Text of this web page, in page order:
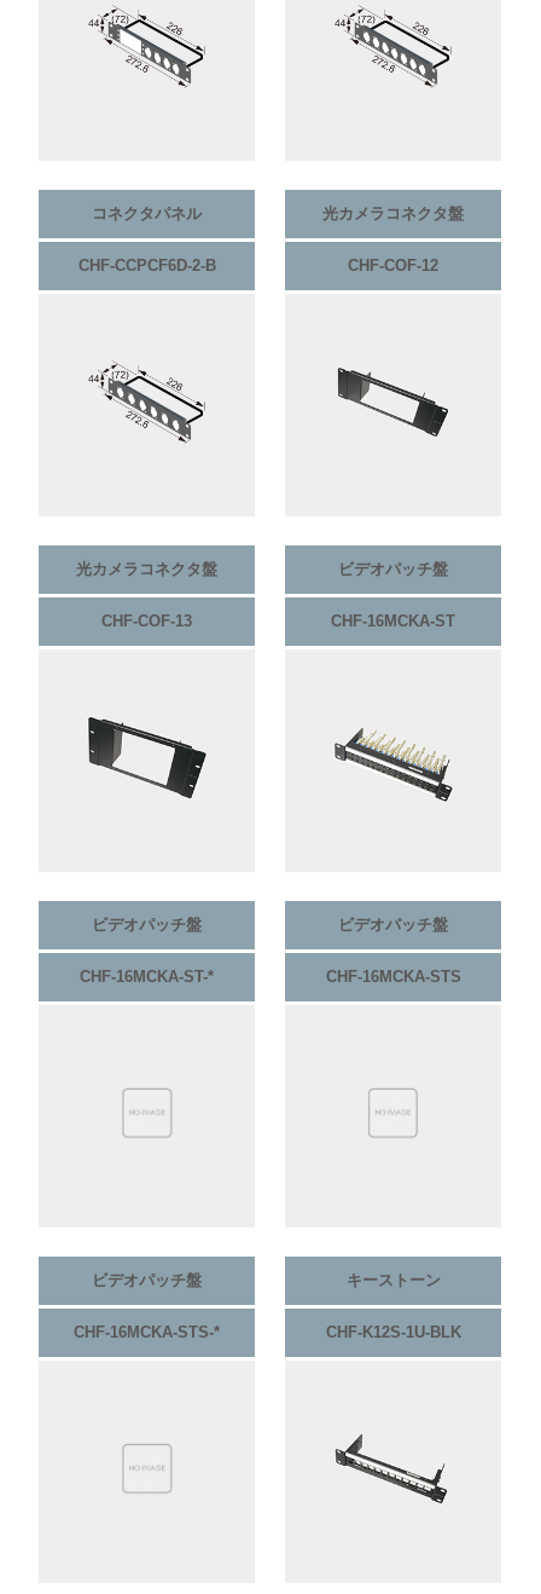
コネクタパネル
CHF-CCPCF6D-2-B
光カメラコネクタ盤
CHF-COF-12
光カメラコネクタ盤
CHF-COF-13
ビデオパッチ盤
CHF-16MCKA-ST
ビデオパッチ盤
CHF-16MCKA-ST-*
ビデオパッチ盤
CHF-16MCKA-STS
ビデオパッチ盤
CHF-16MCKA-STS-*
キーストーン
CHF-K12S-1U-BLK